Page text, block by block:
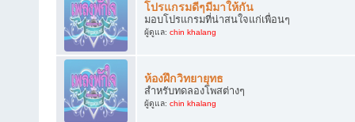
โปรแกรมดีๆมีมาให้กัน
มอบโปรแกรมที่น่าสนใจแก่เพื่อนๆ
ผู้ดูแล: chin khalang
ห้องฝึกวิทยายุทธ
สำหรับทดลองโพสต่างๆ
ผู้ดูแล: chin khalang